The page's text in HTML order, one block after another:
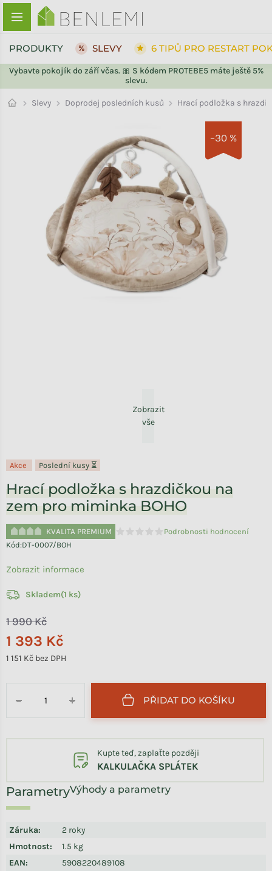
Přejít na obsah
Vybavte pokojík do září včas. 🎀 S kódem PROTEBE5 máte ještě 5%
slevu.
PRODUKTY SLEVY 6 TIPŮ PRO RESTART
Slevy Doprodej posledních kusů Hrací podložka s
–30 %
Zobrazit
vše
Akce Poslední kusy ⏳
Hrací podložka s hrazdičkou na
zem pro miminka BOHO
KVALITA PREMIUM
Průměrné hodnocení produktu je
Podrobnosti hodnocení
Kód:DT-0007/BOH
1 990 Kč
1 393 Kč
1 151 Kč bez DPH
Skladem(1 ks)
+
− PŘIDAT DO KOŠÍKU
Výhody a parametry
Záruka:
2 roky
Hmotnost:
1.5 kg
EAN:
5908220489108
Kupte teď, zaplaťte později
KALKULAČKA SPLÁTEK
Zobrazit informace
ZPĚT DO OBCHODU
ZPĚT DO OBCHODU